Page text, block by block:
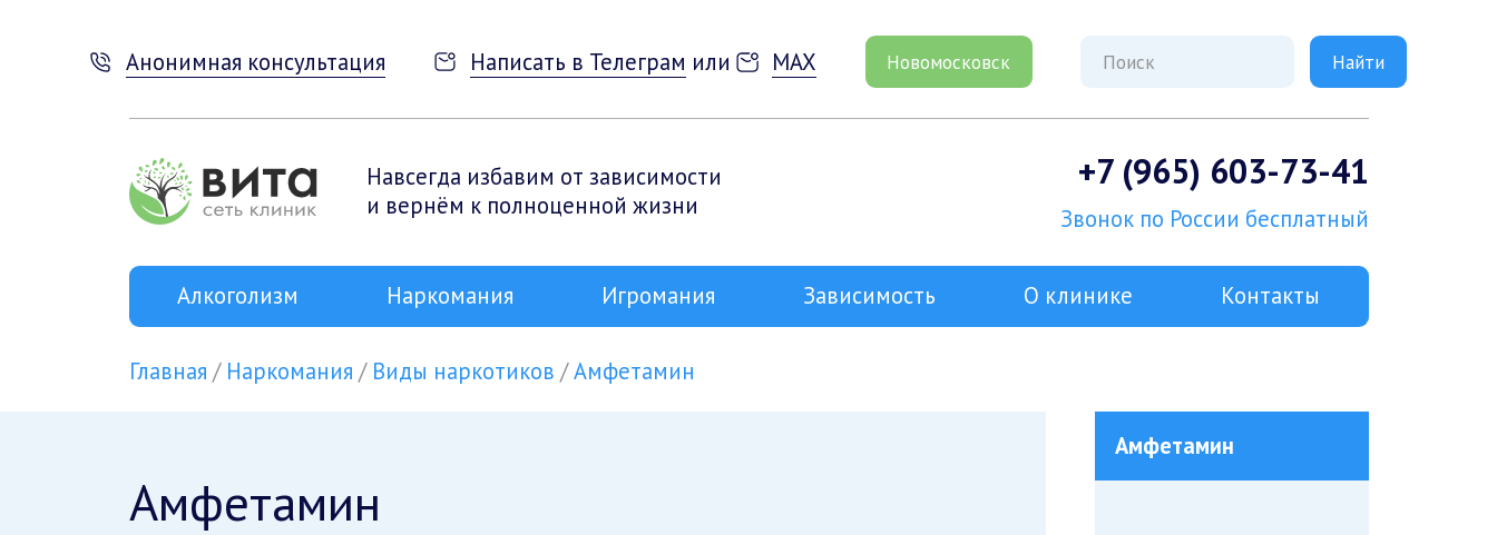
Анонимная консультация Написать в Телеграм или MAX Новомосковск
Навсегда избавим от зависимости
и вернём к полноценной жизни
+7 (965) 603-73-41
Звонок по России бесплатный
Алкоголизм Наркомания Игромания Зависимость О клинике Контакты
Главная Наркомания Виды наркотиков Амфетамин
Амфетамин
Амфетамин